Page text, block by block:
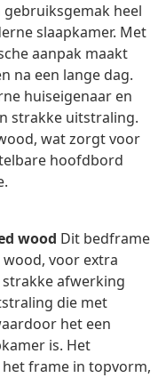
heel
slaapkamer. Met
aanpak maakt
na een lange dag.
huiseigenaar en
strakke uitstraling.
wat zorgt voor
hoofdbord
wood Dit bedframe
voor extra
afwerking
die met
het een
is. Het
frame in topvorm,